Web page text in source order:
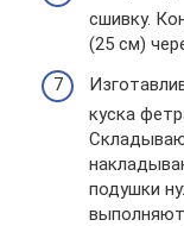
сшивку.
(25 см)
куска
подушки